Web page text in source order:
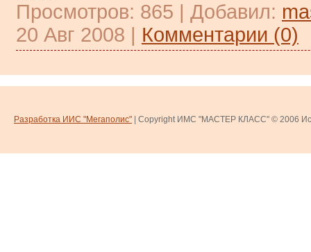
Просмотров: 865 | Добавил:
20 Авг 2008 | Комментарии (0)
Разработка ИИС "Мегаполис" | Copyright ИМС "МАСТЕР КЛАСС" © 2006